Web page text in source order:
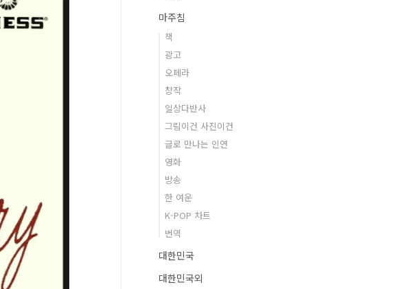
마주침
책
광고
오페라
창작
일상다반사
그림이건 사진이건
글로 만나는 인연
영화
방송
한 여운
K-POP 차트
번역
대한민국
대한민국외